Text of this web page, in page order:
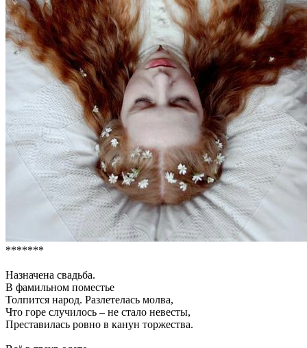
*******
Назначена свадьба.
В фамильном поместье
Толпится народ. Разлетелась молва,
Что горе случилось – не стало невесты,
Преставилась ровно в канун торжества.